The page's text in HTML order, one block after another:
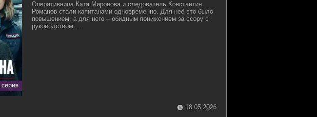
Оперативница Катя Миронова и следователь Константин
Романов стали капитанами одновременно. Для неё это было
повышением, а для него – обидным понижением за ссору с
руководством. ...
18.05.2026